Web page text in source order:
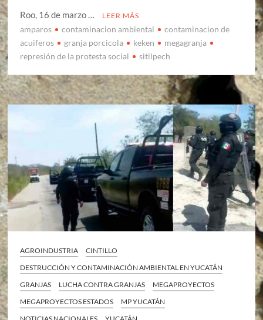
Roo, 16 de marzo …
LEER MÁS
amparos contaminacion ambiental
contaminacion de
acuiferos
granja porcicola keken
megagranja
represión de la protesta social
sitilpech
AGROINDUSTRIA
CINTILLO
DESTRUCCIÓN Y CONTAMINACIÓN AMBIENTAL EN YUCATÁN
GRANJAS
LUCHA CONTRA GRANJAS
MEGAPROYECTOS
MEGAPROYECTOS ESTADOS
MP YUCATÁN